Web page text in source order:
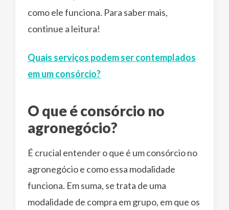
como ele funciona. Para saber mais,
continue a leitura!
Quais serviços podem ser contemplados
em um consórcio?
O que é consórcio no
agronegócio?
É crucial entender o que é um consórcio no
agronegócio e como essa modalidade
funciona. Em suma, se trata de uma
modalidade de compra em grupo, em que os